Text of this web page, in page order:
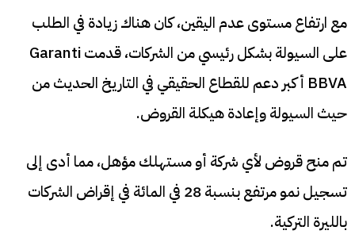
مع ارتفاع مستوى عدم اليقين، كان هناك زيادة في الطلب
على السيولة بشكل رئيسي من الشركات، قدمت Garanti
BBVA أكبر دعم للقطاع الحقيقي في التاريخ الحديث من
حيث السيولة وإعادة هيكلة القروض.
تم منح قروض لأي شركة أو مستهلك مؤهل، مما أدى إلى
تسجيل نمو مرتفع بنسبة 28 في المائة في إقراض الشركات
بالليرة التركية.